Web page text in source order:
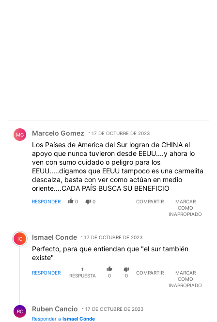
MG Marcelo Gomez 17 DE OCTUBRE DE 2023
Los Países de America del Sur logran de CHINA el
apoyo que nunca tuvieron desde EEUU....y ahora lo
ven con sumo cuidado o peligro para los
EEUU.....digamos que EEUU tampoco es una carmelita
descalza, basta con ver como actúan en medio
oriente....CADA PAÍS BUSCA SU BENEFICIO
RESPONDER 0 0 COMPARTIR
MARCAR
COMO
INAPROPIADO
Comentario de Ismael Conde.
IC Ismael Conde 17 DE OCTUBRE DE 2023
Perfecto, para que entiendan que "el sur también
existe"
RESPONDER
1
RESPUESTA
0 0
COMPARTIR
MARCAR
COMO
INAPROPIADO
RC Ruben Cancio
17 DE OCTUBRE DE 2023
Responder a Ismael Conde